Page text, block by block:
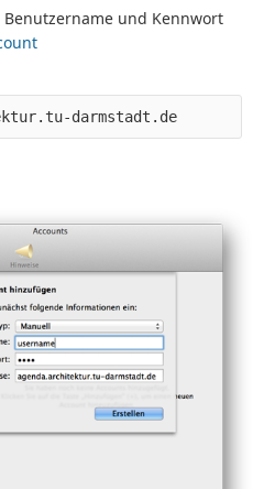
Benutzername und Kennwort
darmstadt.de